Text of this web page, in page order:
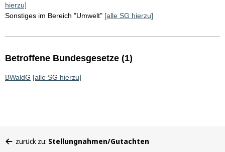
hierzu]
Sonstiges im Bereich "Umwelt" [alle SG hierzu]
Betroffene Bundesgesetze (1)
BWaldG [alle SG hierzu]
befinden
zurück zu: Stellungnahmen/Gutachten